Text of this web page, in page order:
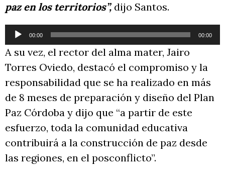
paz en los territorios”, dijo Santos.
Reproductor
de
audio
00:00 00:00
A su vez, el rector del alma mater, Jairo
Torres Oviedo, destacó el compromiso y la
responsabilidad que se ha realizado en más
de 8 meses de preparación y diseño del Plan
Paz Córdoba y dijo que “a partir de este
esfuerzo, toda la comunidad educativa
contribuirá a la construcción de paz desde
las regiones, en el posconflicto”.